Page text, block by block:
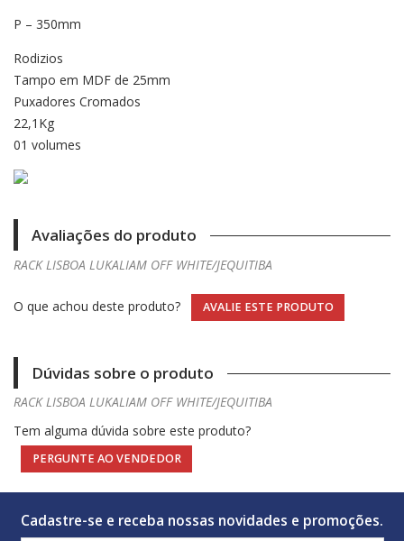
P – 350mm
Rodizios
Tampo em MDF de 25mm
Puxadores Cromados
22,1Kg
01 volumes
Avaliações do produto
RACK LISBOA LUKALIAM OFF WHITE/JEQUITIBA
O que achou deste produto? AVALIE ESTE PRODUTO
Dúvidas sobre o produto
RACK LISBOA LUKALIAM OFF WHITE/JEQUITIBA
Tem alguma dúvida sobre este produto?
PERGUNTE AO VENDEDOR
Cadastre-se e receba nossas novidades e promoções.